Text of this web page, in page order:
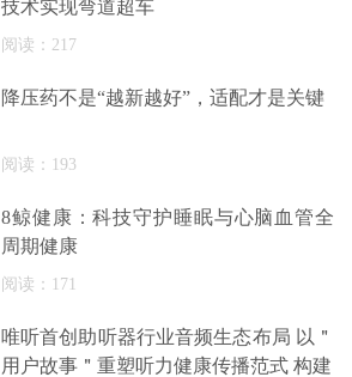
技术实现弯道超车
阅读：217
降压药不是“越新越好”，适配才是关键
阅读：193
8鲸健康：科技守护睡眠与心脑血管全
周期健康
阅读：171
唯听首创助听器行业音频生态布局 以＂
用户故事＂重塑听力健康传播范式 构建